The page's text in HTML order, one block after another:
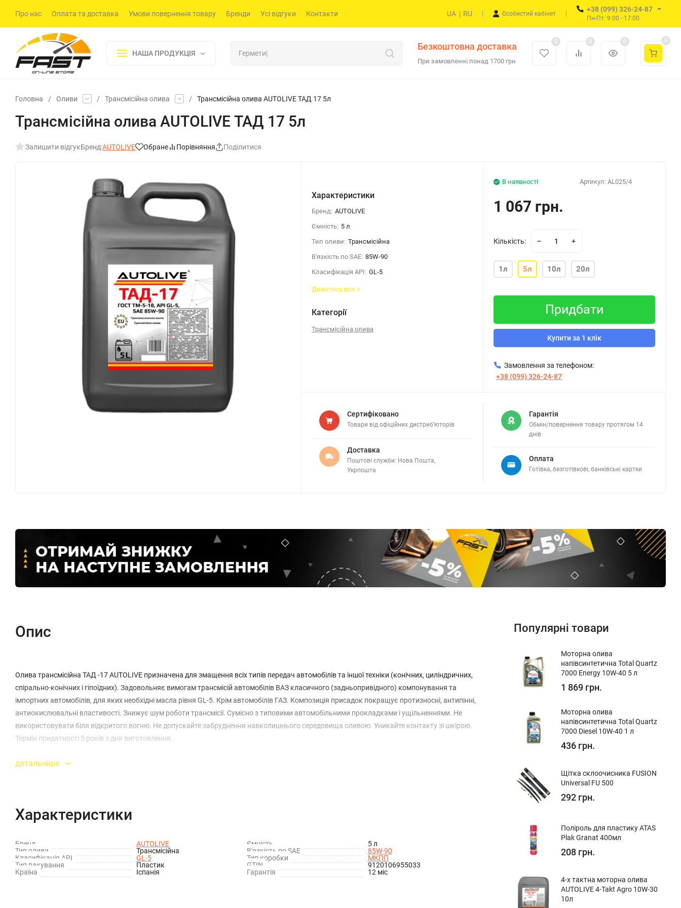
Про нас Оплата та доставка Умови повернення товару Бренди Усі відгуки Контакти UA | RU Особистий кабінет
+38 (099) 326-24-87
Пн-Пт: 9:00 - 17:00
НАША ПРОДУКЦІЯ
Безкоштовна доставка
При замовленні понад 1700 грн
0 0 0 0
Головна / Оливи / Трансмісійна олива / Трансмісійна олива AUTOLIVE ТАД 17 5л
Трансмісійна олива AUTOLIVE ТАД 17 5л
Залишити відгукБренд:AUTOLIVE Обране Порівняння Поділитися
Характеристики
Бренд: AUTOLIVE
Ємність: 5 л
Тип оливи: Трансмісійна
В'язкість по SAE: 85W-90
Класифікація API: GL-5
Дивитись все
Категорії
Трансмісійна олива
Артикул: AL025/4
В наявності
1 067 грн.
Кількість:
1л 5л 10л 20л
Придбати
Купити за 1 клік
Замовлення за телефоном:
+38 (099) 326-24-87
Сертифіковано
Товари від офіційних дистриб’юторів
Доставка
Поштові служби: Нова Пошта,
Укрпошта
Гарантія
Обмін/повернення товару протягом 14
днів
Оплата
Готівка, безготівкові, банківські картки
Опис
Олива трансмісійна ТАД -17 AUTOLIVE призначена для змащення всіх типів передач автомобілів та іншої техніки (конічних, циліндричних,
спірально-конічних і гіпоїдних). Задовольняє вимогам трансмісій автомобілів ВАЗ класичного (задньопривідного) компонування та
імпортних автомобілів, для яких необхідні масла рівня GL-5. Крім автомобілів ГАЗ. Композиція присадок покращує протизносні, антипінні,
антиокислювальні властивості. Знижує шум роботи трансмісії. Сумісно з типовими автомобільними прокладками і ущільненнями. Не
використовувати біля відкритого вогню. Не допускайте забруднення навколишнього середовища оливою. Уникайте контакту зі шкірою.
Термін придатності 5 років з дня виготовлення.
детальніше
Характеристики
Бренд AUTOLIVE Ємність
5 л
Тип оливи
Трансмісійна В'язкість по SAE
85W-90
Класифікація API
GL-5 Тип коробки
МКПП
Тип пакування
Пластик GTIN
9120106955033
Країна
Іспанія Гарантія 12 міс
Популярні товари
Моторна олива
напівсинтетична Total Quartz
7000 Energy 10W-40 5 л
1 869 грн.
Моторна олива
напівсинтетична Total Quartz
7000 Diesel 10W-40 1 л
436 грн.
Щітка склоочисника FUSION
Universal FU 500
292 грн.
Поліроль для пластику ATAS
Plak Granat 400мл
208 грн.
4-х тактна моторна олива
AUTOLIVE 4-Takt Agro 10W-30
10л